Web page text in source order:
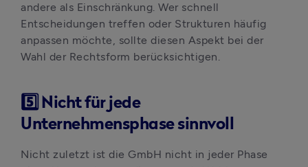
andere als Einschränkung. Wer schnell
Entscheidungen treffen oder Strukturen häufig
anpassen möchte, sollte diesen Aspekt bei der
Wahl der Rechtsform berücksichtigen.
5️⃣ Nicht für jede
Unternehmensphase sinnvoll
Nicht zuletzt ist die GmbH nicht in jeder Phase